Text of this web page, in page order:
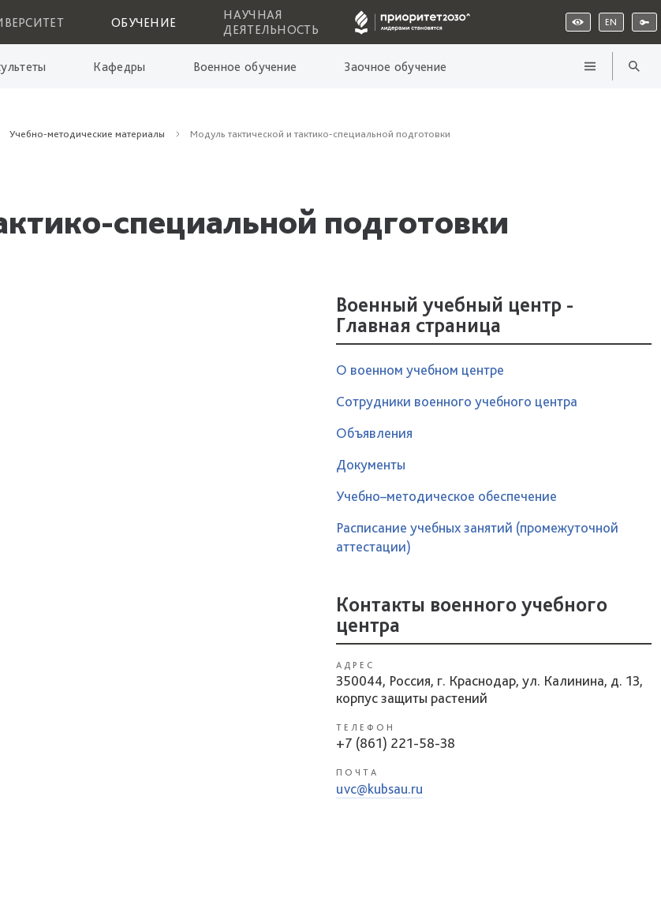
ОБУЧЕНИЕ
НАУЧНАЯ
ДЕЯТЕЛЬНОСТЬ
EN
Кафедры Военное обучение Заочное обучение
Учебно-методические материалы Модуль тактической и тактико-специальной подготовки
специальной подготовки
Военный учебный центр -
Главная страница
О военном учебном центре
Сотрудники военного учебного центра
Объявления
Документы
Учебно–методическое обеспечение
Расписание учебных занятий (промежуточной
аттестации)
Контакты военного учебного
центра
АДРЕС
350044, Россия, г. Краснодар, ул. Калинина, д. 13,
корпус защиты растений
ТЕЛЕФОН
+7 (861) 221-58-38
ПОЧТА
uvc@kubsau.ru